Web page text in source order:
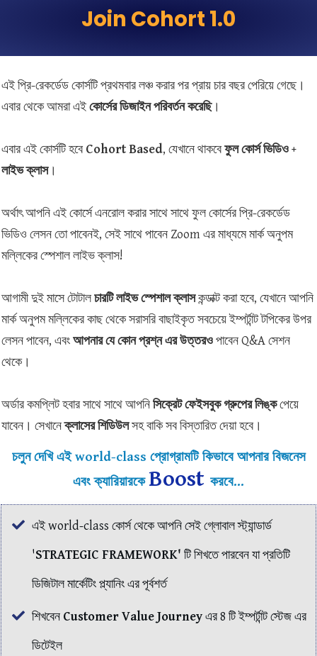
Join Cohort 1.0
এই প্রি-রেকর্ডেড কোর্সটি প্রথমবার লঞ্চ করার পর প্রায় চার বছর পেরিয়ে গেছে।
এবার থেকে আমরা এইকোর্সের ডিজাইন পরিবর্তন করেছি।
এবার এই কোর্সটি হবে Cohort Based, যেখানে থাকবেফুল কোর্স ভিডিও +
লাইভ ক্লাস।
অর্থাৎ আপনি এই কোর্সে এনরোল করার সাথে সাথে ফুল কোর্সের প্রি-রেকর্ডেড
ভিডিও লেসন তো পাবেনই, সেই সাথে পাবেন Zoom এর মাধ্যমে মার্ক অনুপম
মল্লিকের স্পেশাল লাইভ ক্লাস!
আগামী দুই মাসে টোটালচারটিলাইভ স্পেশাল ক্লাসকন্ডাক্ট করা হবে, যেখানে আপনি
মার্ক অনুপম মল্লিকের কাছ থেকে সরাসরি বাছাইকৃত সবচেয়ে ইম্পর্টান্ট টপিকের উপর
লেসন পাবেন, এবংআপনার যে কোন প্রশ্ন এর উত্তরওপাবেন Q&A সেশন
থেকে।
অর্ডার কমপ্লিট হবার সাথে সাথে আপনিসিক্রেট ফেইসবুক গ্রুপের লিঙ্কপেয়ে
যাবেন। সেখানেক্লাসের শিডিউলসহ বাকি সব বিস্তারিত দেয়া হবে।
চলুন দেখি এইworld-class প্রোগ্রামটি কিভাবে আপনার বিজনেস
এবং ক্যারিয়ারকেBoost করবে...
এই world-class কোর্স থেকে আপনি সেই গ্লোবাল স্ট্যান্ডার্ড
'STRATEGIC FRAMEWORK' টি শিখতে পারবেন যা প্রতিটি
ডিজিটাল মার্কেটিং প্ল্যানিং এর পূর্বশর্ত
শিখবেন Customer Value Journeyএর 8 টি ইম্পর্টান্ট স্টেজ এর
ডিটেইল